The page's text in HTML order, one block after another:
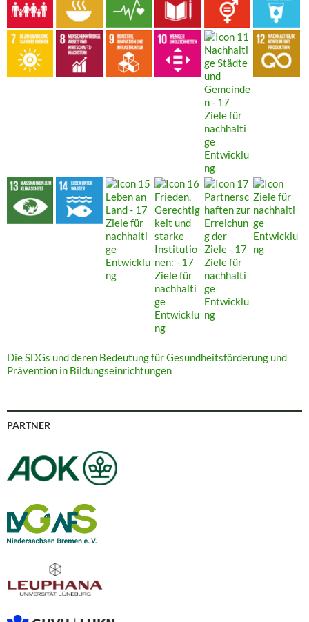
Die SDGs und deren Bedeutung für Gesundheitsförderung und
Prävention in Bildungseinrichtungen
PARTNER